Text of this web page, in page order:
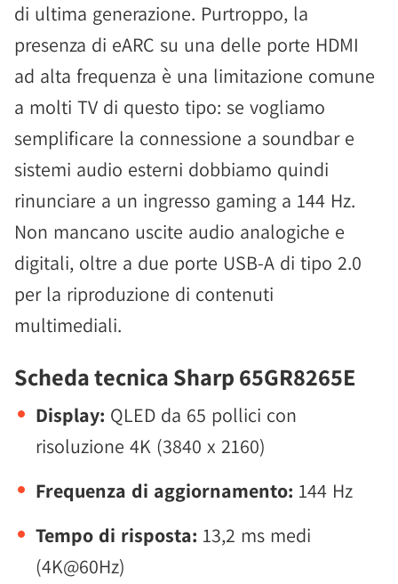
di ultima generazione. Purtroppo, la
presenza di eARC su una delle porte HDMI
ad alta frequenza è una limitazione comune
a molti TV di questo tipo: se vogliamo
semplificare la connessione a soundbar e
sistemi audio esterni dobbiamo quindi
rinunciare a un ingresso gaming a 144 Hz.
Non mancano uscite audio analogiche e
digitali, oltre a due porte USB-A di tipo 2.0
per la riproduzione di contenuti
multimediali.
Scheda tecnica Sharp 65GR8265E
Display: QLED da 65 pollici con
risoluzione 4K (3840 x 2160)
Frequenza di aggiornamento: 144 Hz
Tempo di risposta: 13,2 ms medi
(4K@60Hz)